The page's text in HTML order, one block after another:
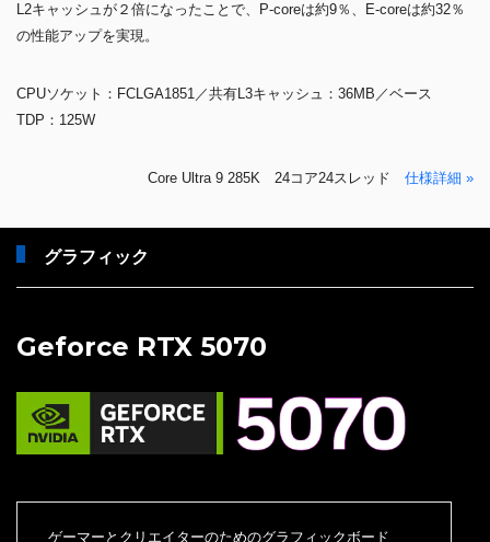
L2キャッシュが２倍になったことで、P-coreは約9％、E-coreは約32％
の性能アップを実現。
CPUソケット：FCLGA1851／共有L3キャッシュ：36MB／ベース
TDP：125W
Core Ultra 9 285K 24コア24スレッド 仕様詳細 »
グラフィック
Geforce RTX 5070
ゲーマーとクリエイターのためのグラフィックボード